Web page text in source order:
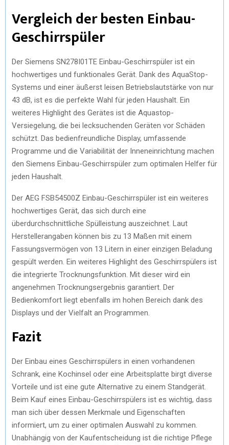
Vergleich der besten Einbau-
Geschirrspüler
Der Siemens SN278I01TE Einbau-Geschirrspüler ist ein
hochwertiges und funktionales Gerät. Dank des AquaStop-
Systems und einer äußerst leisen Betriebslautstärke von nur
43 dB, ist es die perfekte Wahl für jeden Haushalt. Ein
weiteres Highlight des Gerätes ist die Aquastop-
Versiegelung, die bei lecksuchenden Geräten vor Schäden
schützt. Das bedienfreundliche Display, umfassende
Programme und die Variabilität der Inneneinrichtung machen
den Siemens Einbau-Geschirrspüler zum optimalen Helfer für
jeden Haushalt.
Der AEG FSB54500Z Einbau-Geschirrspüler ist ein weiteres
hochwertiges Gerät, das sich durch eine
überdurchschnittliche Spülleistung auszeichnet. Laut
Herstellerangaben können bis zu 13 Maßen mit einem
Fassungsvermögen von 13 Litern in einer einzigen Beladung
gespült werden. Ein weiteres Highlight des Geschirrspülers ist
die integrierte Trocknungsfunktion. Mit dieser wird ein
angenehmen Trocknungsergebnis garantiert. Der
Bedienkomfort liegt ebenfalls im hohen Bereich dank des
Displays und der Vielfalt an Programmen.
Fazit
Der Einbau eines Geschirrspülers in einen vorhandenen
Schrank, eine Kochinsel oder eine Arbeitsplatte birgt diverse
Vorteile und ist eine gute Alternative zu einem Standgerät.
Beim Kauf eines Einbau-Geschirrspülers ist es wichtig, dass
man sich über dessen Merkmale und Eigenschaften
informiert, um zu einer optimalen Auswahl zu kommen.
Unabhängig von der Kaufentscheidung ist die richtige Pflege